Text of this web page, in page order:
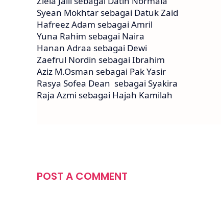
Syean Mokhtar sebagai Datuk Zaid
Hafreez Adam sebagai Amril
Yuna Rahim sebagai Naira
Hanan Adraa sebagai Dewi
Zaefrul Nordin sebagai Ibrahim
Aziz M.Osman sebagai Pak Yasir
Rasya Sofea Dean sebagai Syakira
Raja Azmi sebagai Hajah Kamilah
POST A COMMENT